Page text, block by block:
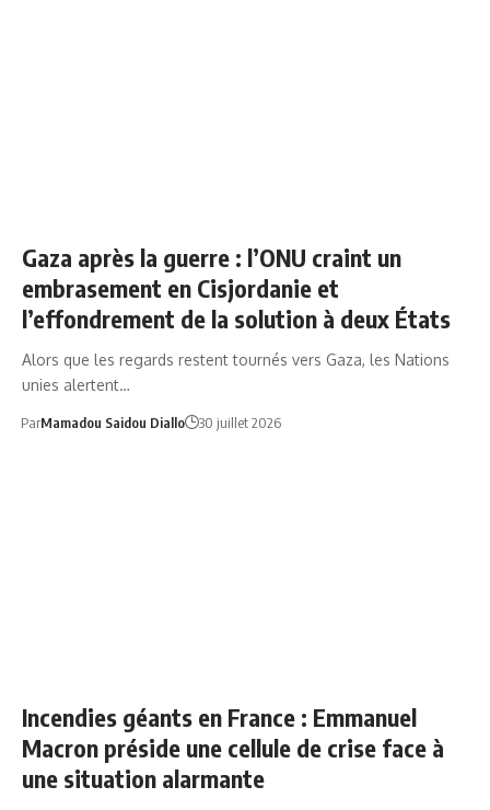
Gaza après la guerre : l’ONU craint un
embrasement en Cisjordanie et
l’effondrement de la solution à deux États
Alors que les regards restent tournés vers Gaza, les Nations
unies alertent…
ParMamadou Saidou Diallo 30 juillet 2026
Incendies géants en France : Emmanuel
Macron préside une cellule de crise face à
une situation alarmante